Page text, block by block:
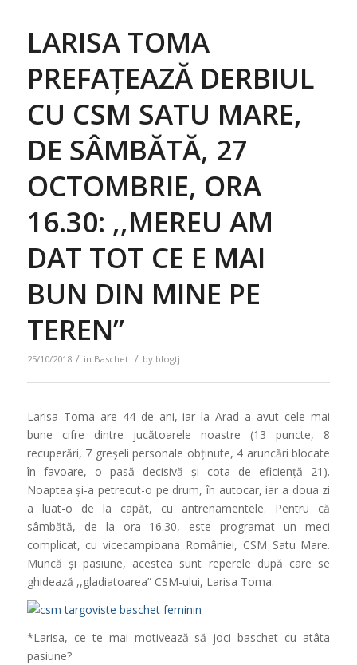
LARISA TOMA
PREFAȚEAZĂ DERBIUL
CU CSM SATU MARE,
DE SÂMBĂTĂ, 27
OCTOMBRIE, ORA
16.30: ,,MEREU AM
DAT TOT CE E MAI
BUN DIN MINE PE
TEREN”
25/10/2018 / in Baschet / by blogtj
Larisa Toma are 44 de ani, iar la Arad a avut cele mai
bune cifre dintre jucătoarele noastre (13 puncte, 8
recuperări, 7 greșeli personale obținute, 4 aruncări blocate
în favoare, o pasă decisivă și cota de eficiență 21).
Noaptea și-a petrecut-o pe drum, în autocar, iar a doua zi
a luat-o de la capăt, cu antrenamentele. Pentru că
sâmbătă, de la ora 16.30, este programat un meci
complicat, cu vicecampioana României, CSM Satu Mare.
Muncă și pasiune, acestea sunt reperele după care se
ghidează ,,gladiatoarea” CSM-ului, Larisa Toma.
*Larisa, ce te mai motivează să joci baschet cu atâta
pasiune?